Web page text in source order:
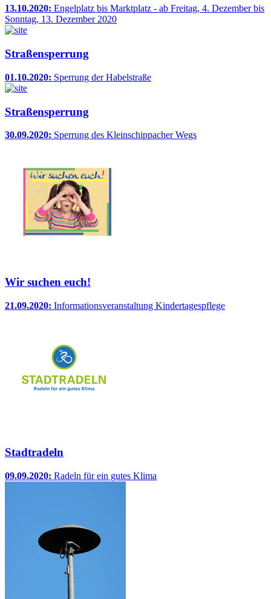
13.10.2020: Engelplatz bis Marktplatz - ab Freitag, 4. Dezember bis
Sonntag, 13. Dezember 2020
Straßensperrung
01.10.2020: Sperrung der Habelstraße
Straßensperrung
30.09.2020: Sperrung des Kleinschippacher Wegs
Wir suchen euch!
21.09.2020: Informationsveranstaltung Kindertagespflege
Stadtradeln
09.09.2020: Radeln für ein gutes Klima